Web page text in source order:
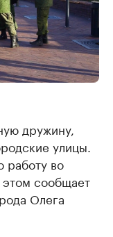
дружину,
улицы.
работу во
сообщает
Олега